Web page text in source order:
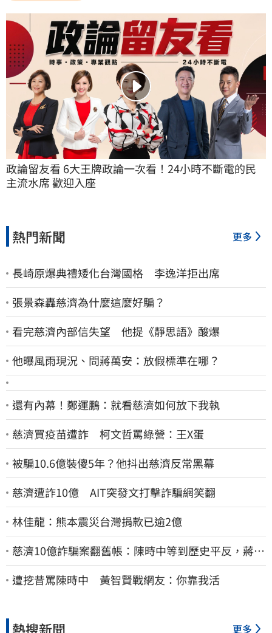
政論留友看 6大王牌政論一次看！24小時不斷電的民
主流水席 歡迎入座
熱門新聞 更多
長崎原爆典禮矮化台灣國格 李逸洋拒出席
張景森轟慈濟為什麼這麼好騙？
看完慈濟內部信失望 他提《靜思語》酸爆
他曝風雨現況、問蔣萬安：放假標準在哪？
還有內幕！鄭運鵬：就看慈濟如何放下我執
慈濟買疫苗遭詐 柯文哲罵綠營：王X蛋
被騙10.6億裝傻5年？他抖出慈濟反常黑幕
慈濟遭詐10億 AIT突發文打擊詐騙網笑翻
林佳龍：熊本震災台灣捐款已逾2億
慈濟10億詐騙案翻舊帳：陳時中等到歷史平反，蔣萬
安償還2022政治利息
遭挖昔罵陳時中 黃智賢戰網友：你靠我活
熱搜新聞 更多